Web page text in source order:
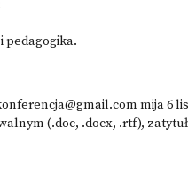
pedagogika.
mija 6
(.doc, .docx, .rtf),